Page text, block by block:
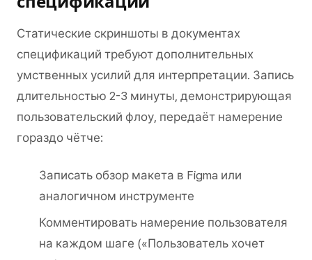
Статические скриншоты в документах
спецификаций требуют дополнительных
умственных усилий для интерпретации. Запись
длительностью 2-3 минуты, демонстрирующая
пользовательский флоу, передаёт намерение
гораздо чётче:
Записать обзор макета в Figma или
аналогичном инструменте
Комментировать намерение пользователя
на каждом шаге («Пользователь хочет